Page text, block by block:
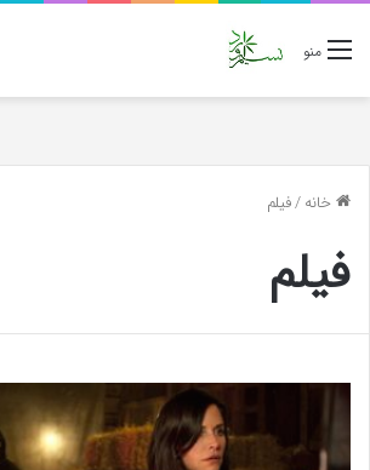
منو
خانه/فیلم
فیلم